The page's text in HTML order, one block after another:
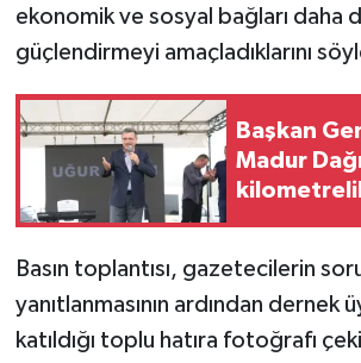
ekonomik ve sosyal bağları daha
güçlendirmeyi amaçladıklarını
Başkan
Madur
Basın toplantısı, gazetecilerin
yanıtlanmasının ardından dernek
katıldığı toplu hatıra fotoğrafı